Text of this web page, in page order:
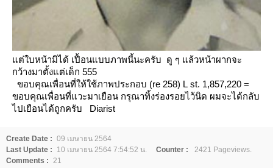
ต่ใบหน้ามิได้ เปื้อนแบบภาพนี้นะครับ ดู ๆ แล้วหน้าผากจะ
กว้างมาตั้งแต่เด็ก 555
ขอบคุณเพื่อนที่ให้ใช้ภาพประกอบ (re 258) L st. 1,857,220 =
ขอบคุณเพื่อนที่แวะมาเยือน กรุณาทิ้งร่องรอยไว้นิด ผมจะได้กลับ
ไปเยือนได้ถูกครับ
Diarist
Create Date : 09 เมษายน 2564
Last Update :
10 เมษายน 2564 7:54:52 น. Counter :
2421 Pageviews.
Comments : 21